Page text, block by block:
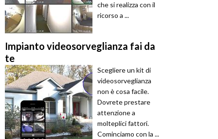
che si realizza con il
ricorso a ...
Impianto videosorveglianza fai da
te
Scegliere un kit di
videosorveglianza
non è cosa facile.
Dovrete prestare
attenzione a
molteplici fattori.
Cominciamo con la ...